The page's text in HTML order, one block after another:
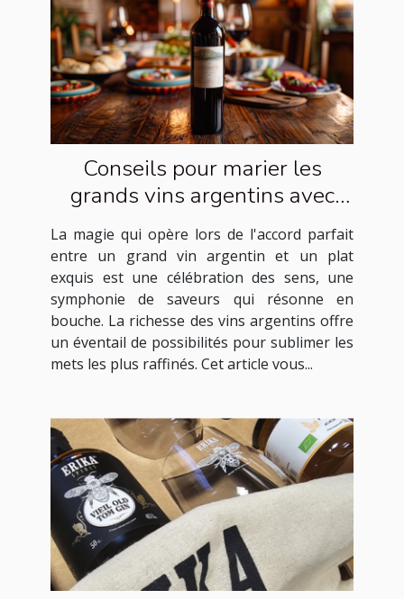
Conseils pour marier les
grands vins argentins avec
des plats exquis
La magie qui opère lors de l'accord parfait
entre un grand vin argentin et un plat
exquis est une célébration des sens, une
symphonie de saveurs qui résonne en
bouche. La richesse des vins argentins offre
un éventail de possibilités pour sublimer les
mets les plus raffinés. Cet article vous...